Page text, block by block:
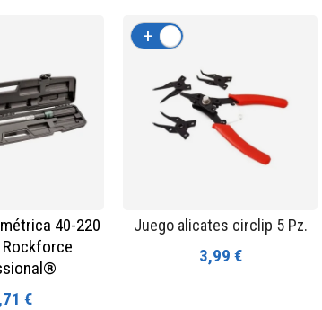
40-220
€
Juego alicates circlip 5 Pz.
3,99 €
+